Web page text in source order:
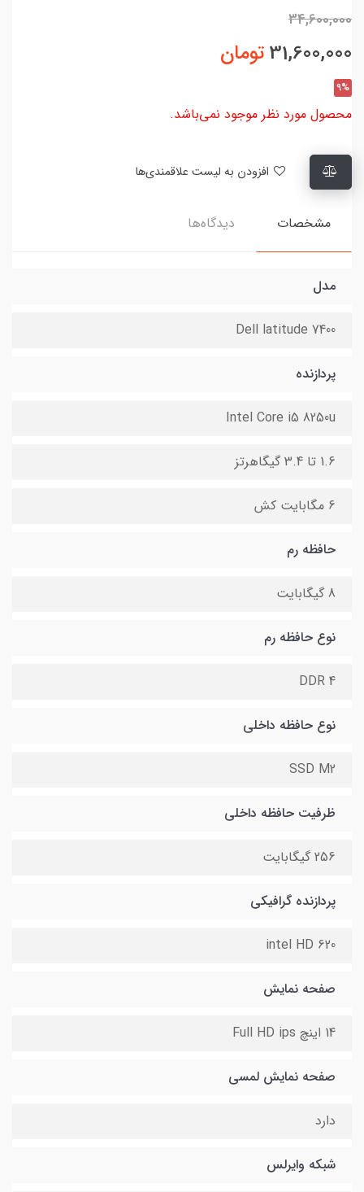
34,600,000
31,600,000تومان
9%
محصول مورد نظر موجود نمی‌باشد.
مشخصات دیدگاه‌ها
مدل
Dell latitude 7400
پردازنده
Intel Core i5 8250u
1.6 تا 3.4 گیگاهرتز
6 مگابایت کش
حافظه رم
8 گیگابایت
نوع حافظه رم
DDR 4
نوع حافظه داخلی
SSD M2
ظرفیت حافظه داخلی
256 گیگابایت
پردازنده گرافیکی
intel HD 620
صفحه نمایش
14 اینچ Full HD ips
صفحه نمایش لمسی
دارد
شبکه وایرلس